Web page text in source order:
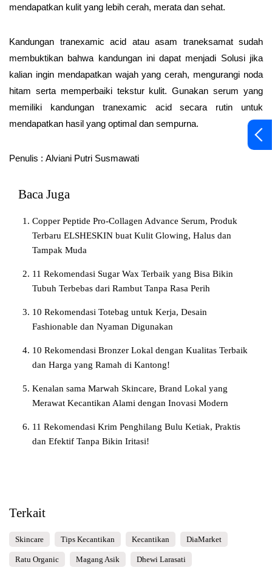
mendapatkan kulit yang lebih cerah, merata dan sehat.
Kandungan tranexamic acid atau asam traneksamat sudah
membuktikan bahwa kandungan ini dapat menjadi Solusi jika
kalian ingin mendapatkan wajah yang cerah, mengurangi noda
hitam serta memperbaiki tekstur kulit. Gunakan serum yang
memiliki kandungan tranexamic acid secara rutin untuk
mendapatkan hasil yang optimal dan sempurna.
Penulis : Alviani Putri Susmawati
Baca Juga
Copper Peptide Pro-Collagen Advance Serum, Produk
Terbaru ELSHESKIN buat Kulit Glowing, Halus dan
Tampak Muda
11 Rekomendasi Sugar Wax Terbaik yang Bisa Bikin
Tubuh Terbebas dari Rambut Tanpa Rasa Perih
10 Rekomendasi Totebag untuk Kerja, Desain
Fashionable dan Nyaman Digunakan
10 Rekomendasi Bronzer Lokal dengan Kualitas Terbaik
dan Harga yang Ramah di Kantong!
Kenalan sama Marwah Skincare, Brand Lokal yang
Merawat Kecantikan Alami dengan Inovasi Modern
11 Rekomendasi Krim Penghilang Bulu Ketiak, Praktis
dan Efektif Tanpa Bikin Iritasi!
Terkait
Skincare Tips Kecantikan Kecantikan DiaMarket
Ratu Organic Magang Asik Dhewi Larasati